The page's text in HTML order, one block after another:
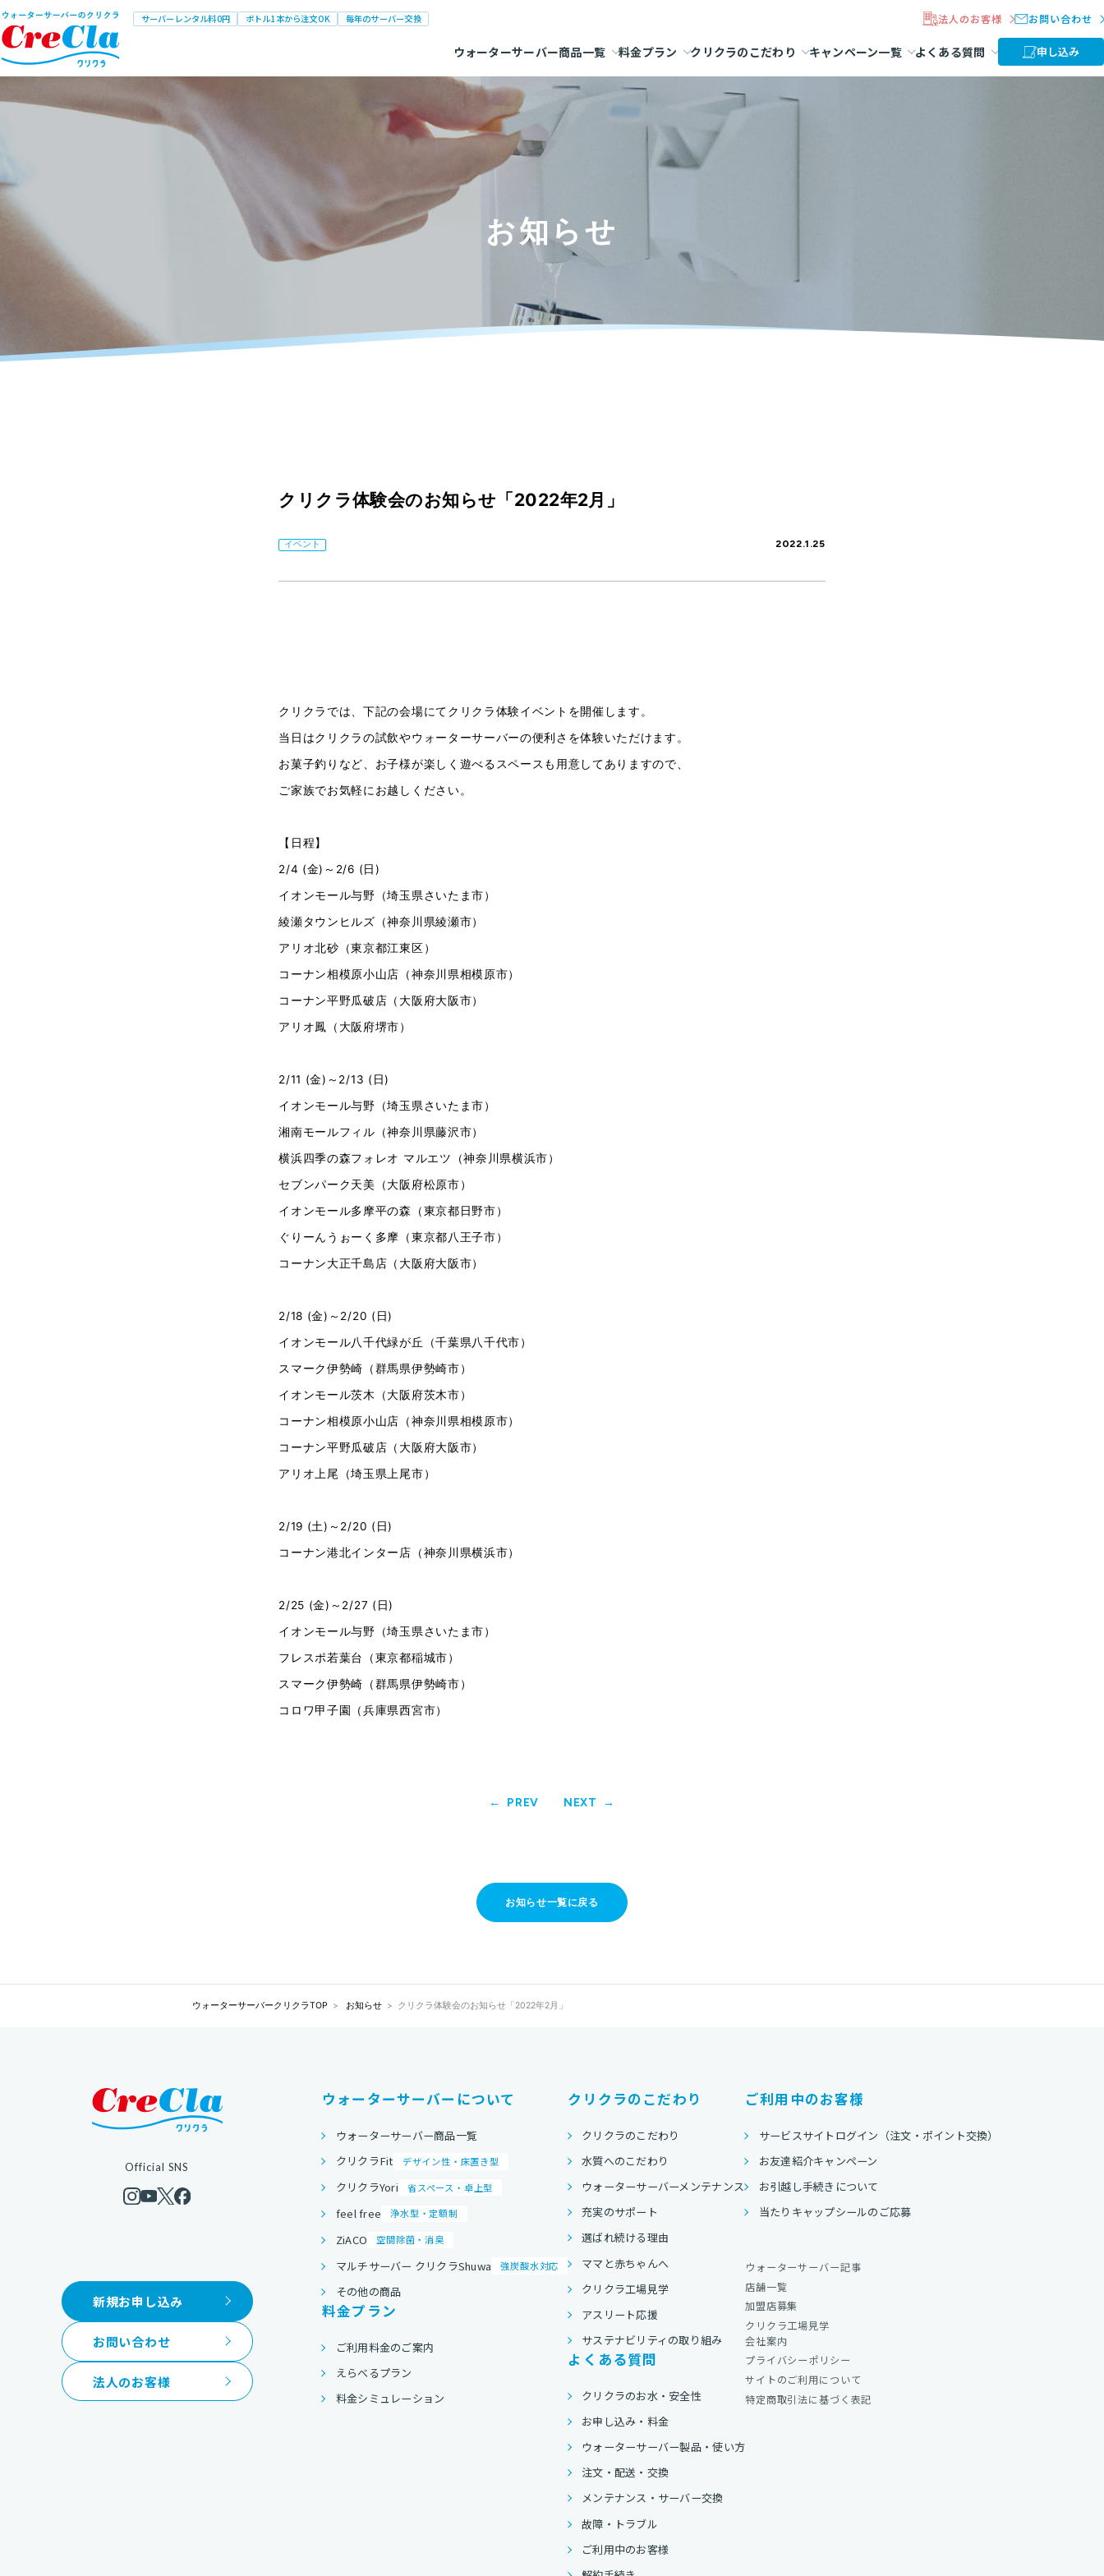
サーバーレンタル料0円 ボトル1本から注文OK 毎年のサーバー交換 法人のお客様 お問い合わせ
ウォーターサーバー商品一覧 料金プラン クリクラのこだわり キャンペーン一覧 よくある質問 申し込み
お知らせ
クリクラ体験会のお知らせ「2022年2月」
イベント 2022.1.25
クリクラでは、下記の会場にてクリクラ体験イベントを開催します。
当日はクリクラの試飲やウォーターサーバーの便利さを体験いただけます。
お菓子釣りなど、お子様が楽しく遊べるスペースも用意してありますので、
ご家族でお気軽にお越しください。
【日程】
2/4 (金)～2/6 (日)
イオンモール与野（埼玉県さいたま市）
綾瀬タウンヒルズ（神奈川県綾瀬市）
アリオ北砂（東京都江東区）
コーナン相模原小山店（神奈川県相模原市）
コーナン平野瓜破店（大阪府大阪市）
アリオ鳳（大阪府堺市）
2/11 (金)～2/13 (日)
イオンモール与野（埼玉県さいたま市）
湘南モールフィル（神奈川県藤沢市）
横浜四季の森フォレオ マルエツ（神奈川県横浜市）
セブンパーク天美（大阪府松原市）
イオンモール多摩平の森（東京都日野市）
ぐりーんうぉーく多摩（東京都八王子市）
コーナン大正千島店（大阪府大阪市）
2/18 (金)～2/20 (日)
イオンモール八千代緑が丘（千葉県八千代市）
スマーク伊勢崎（群馬県伊勢崎市）
イオンモール茨木（大阪府茨木市）
コーナン相模原小山店（神奈川県相模原市）
コーナン平野瓜破店（大阪府大阪市）
アリオ上尾（埼玉県上尾市）
2/19 (土)～2/20 (日)
コーナン港北インター店（神奈川県横浜市）
2/25 (金)～2/27 (日)
イオンモール与野（埼玉県さいたま市）
フレスポ若葉台（東京都稲城市）
スマーク伊勢崎（群馬県伊勢崎市）
コロワ甲子園（兵庫県西宮市）
PREV NEXT
お知らせ一覧に戻る
ウォーターサーバークリクラTOP お知らせ クリクラ体験会のお知らせ「2022年2月」
Official SNS
新規お申し込み
お問い合わせ
法人のお客様
ウォーターサーバーについて
ウォーターサーバー商品一覧
クリクラFit
デザイン性・床置き型
クリクラYori 省スペース・卓上型
feel free 浄水型・定額制
ZiACO 空間除菌・消臭
マルチサーバー クリクラShuwa 強炭酸水対応
その他の商品
料金プラン
ご利用料金のご案内
えらべるプラン
料金シミュレーション
クリクラのこだわり
クリクラのこだわり
水質へのこだわり
ウォーターサーバーメンテナンス
充実のサポート
選ばれ続ける理由
ママと赤ちゃんへ
クリクラ工場見学
アスリート応援
サステナビリティの取り組み
よくある質問
クリクラのお水・安全性
お申し込み・料金
ウォーターサーバー製品・使い方
注文・配送・交換
メンテナンス・サーバー交換
故障・トラブル
ご利用中のお客様
ご利用中のお客様
サービスサイトログイン（注文・ポイント交換）
お友達紹介キャンペーン
お引越し手続きについて
当たりキャップシールのご応募
ウォーターサーバー記事
店舗一覧
加盟店募集
クリクラ工場見学
会社案内
プライバシーポリシー
サイトのご利用について
特定商取引法に基づく表記